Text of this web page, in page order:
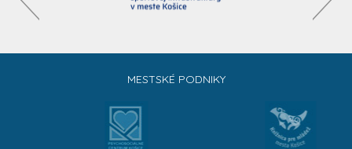
MESTSKÉ PODNIKY